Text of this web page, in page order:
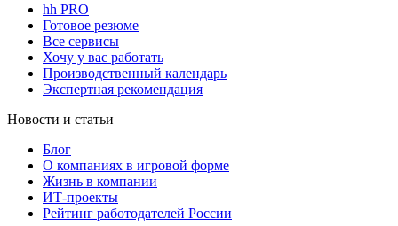
hh PRO
Готовое резюме
Все сервисы
Хочу у вас работать
Производственный календарь
Экспертная рекомендация
Новости и статьи
Блог
О компаниях в игровой форме
Жизнь в компании
ИТ-проекты
Рейтинг работодателей России